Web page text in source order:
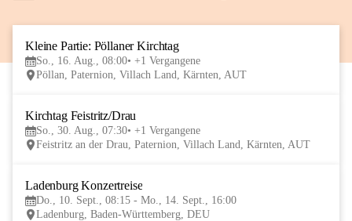
Kleine Partie: Pöllaner Kirchtag
So., 16. Aug., 08:00 +1 Vergangene
Pöllan, Paternion, Villach Land, Kärnten, AUT
Kirchtag Feistritz/Drau
So., 30. Aug., 07:30 +1 Vergangene
Feistritz an der Drau, Paternion, Villach Land, Kärnten, AUT
Ladenburg Konzertreise
Do., 10. Sept., 08:15 - Mo., 14. Sept., 16:00
Ladenburg, Baden-Württemberg, DEU